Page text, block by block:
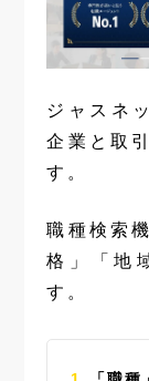
ジャスネ
企業と取
す。
職種検索
格」「地
す。